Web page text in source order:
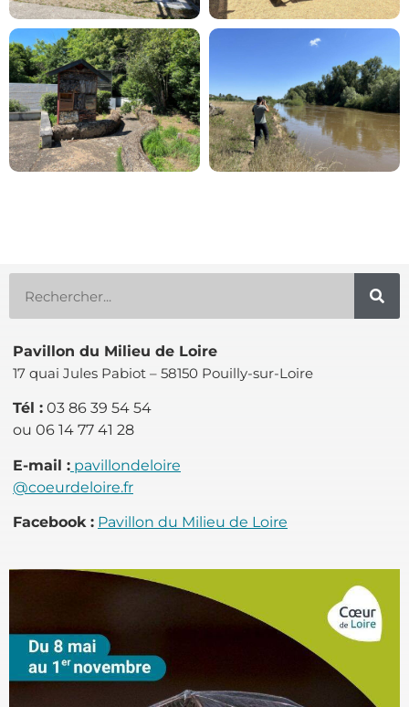
Pavillon du Milieu de Loire
17 quai Jules Pabiot – 58150 Pouilly-sur-Loire
Tél : 03 86 39 54 54
ou 06 14 77 41 28
E-mail : pavillondeloire
@coeurdeloire.fr
Facebook : Pavillon du Milieu de Loire